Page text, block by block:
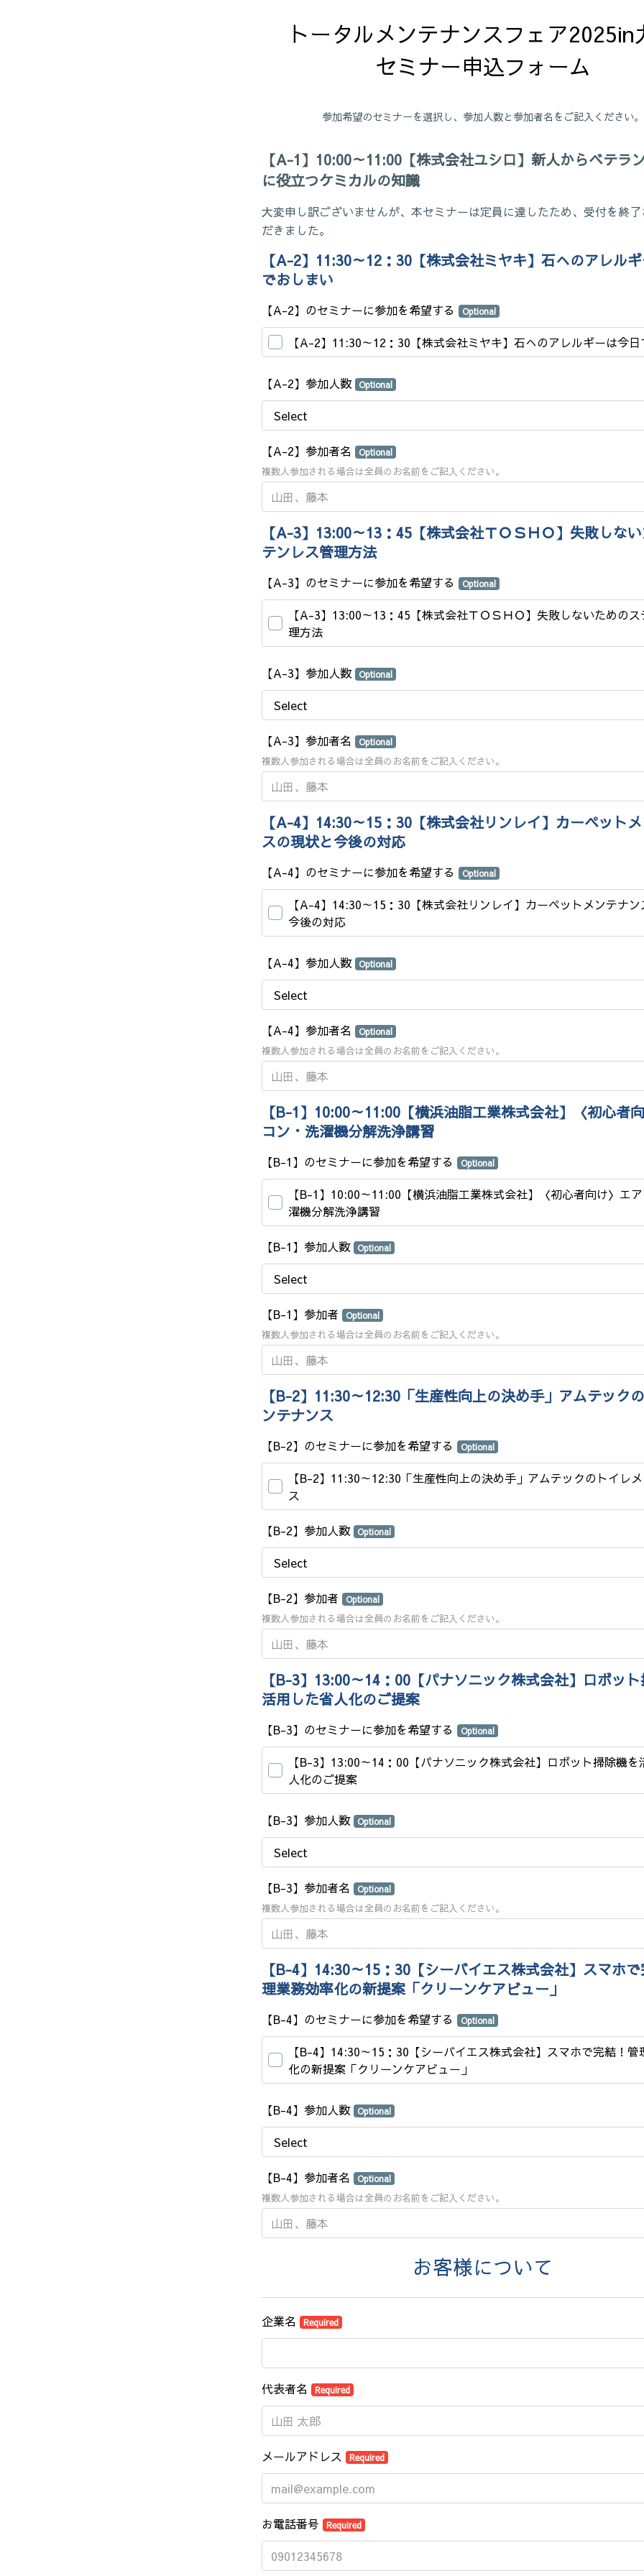
トータルメンテナンスフェア2025in
セミナー申込フォーム
参加希望のセミナーを選択し、参加人数と参加者名をご記入ください。
【A-1】 10:00～11:00 【株式会社ユシロ】新人からベテラ
に役立つケミカルの知識
大変申し訳ございませんが、本セミナーは定員に達したため、受付を終
だきました。
【A-2】 11:30～12：30【株式会社ミヤキ】石へのアレル
でおしまい
【A-2】のセミナーに参加を希望する Optional
【A-2】11:30～12：30【株式会社ミヤキ】石へのアレルギーは今
【A-2】参加人数 Optional
【A-2】参加者名 Optional
複数人参加される場合は全員のお名前をご記入ください。
【A-3】 13:00～13：45【株式会社ＴＯＳＨＯ】失敗しな
テンレス管理方法
【A-3】のセミナーに参加を希望する Optional
【A-3】13:00～13：45【株式会社ＴＯＳＨＯ】失敗しないための
理方法
【A-3】参加人数 Optional
【A-3】参加者名 Optional
複数人参加される場合は全員のお名前をご記入ください。
【A-4】 14:30～15：30【株式会社リンレイ】カーペット
スの現状と今後の対応
【A-4】のセミナーに参加を希望する Optional
【A-4】14:30～15：30【株式会社リンレイ】カーペットメンテナン
今後の対応
【A-4】参加人数 Optional
【A-4】参加者名 Optional
複数人参加される場合は全員のお名前をご記入ください。
【B-1】 10:00～11:00 【横浜油脂工業株式会社】〈初心者
コン・洗濯機分解洗浄講習
【B-1】のセミナーに参加を希望する Optional
【B-1】10:00～11:00【横浜油脂工業株式会社】〈初心者向け〉エ
濯機分解洗浄講習
【B-1】参加人数 Optional
【B-1】参加者 Optional
複数人参加される場合は全員のお名前をご記入ください。
【B-2】 11:30～12:30「生産性向上の決め手」アムテック
ンテナンス
【B-2】のセミナーに参加を希望する Optional
【B-2】11:30～12:30「生産性向上の決め手」アムテックのトイレ
ス
【B-2】参加人数 Optional
【B-2】参加者 Optional
複数人参加される場合は全員のお名前をご記入ください。
【B-3】 13:00～14：00 【パナソニック株式会社】ロボッ
活用した省人化のご提案
【B-3】のセミナーに参加を希望する Optional
【B-3】13:00～14：00【パナソニック株式会社】ロボット掃除機を
人化のご提案
【B-3】参加人数 Optional
【B-3】参加者名 Optional
複数人参加される場合は全員のお名前をご記入ください。
【B-4】 14:30～15：30【シーバイエス株式会社】スマホ
理業務効率化の新提案「クリーンケアビュー」
【B-4】のセミナーに参加を希望する Optional
【B-4】14:30～15：30【シーバイエス株式会社】スマホで完結！管
化の新提案「クリーンケアビュー」
【B-4】参加人数 Optional
【B-4】参加者名 Optional
複数人参加される場合は全員のお名前をご記入ください。
お客様について
企業名 Required
代表者名 Required
メールアドレス Required
お電話番号 Required